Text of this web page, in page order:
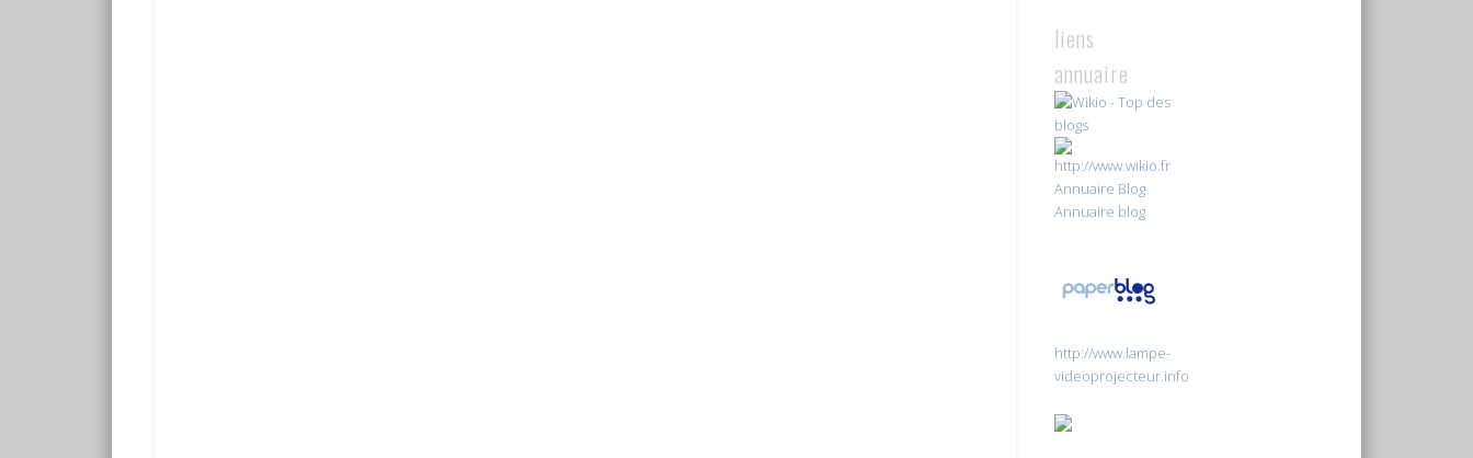
liens
annuaire
Annuaire Blog
Annuaire blog
http://www.lampe-
videoprojecteur.info